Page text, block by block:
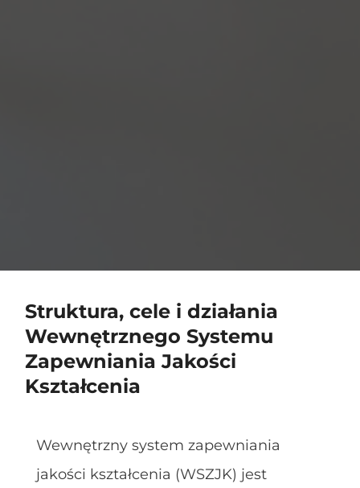
Struktura, cele i działania
Wewnętrznego Systemu
Zapewniania Jakości
Kształcenia
Wewnętrzny system zapewniania
jakości kształcenia (WSZJK) jest